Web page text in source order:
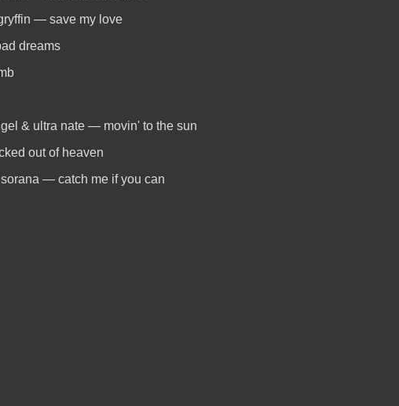
— save my love
dreams
& ultra nate — movin' to the sun
out of heaven
— catch me if you can